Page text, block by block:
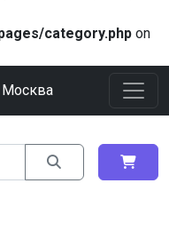
category.php on
Москва